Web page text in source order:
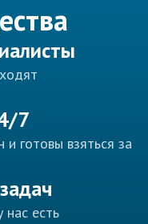
7
готовы взяться за
есть